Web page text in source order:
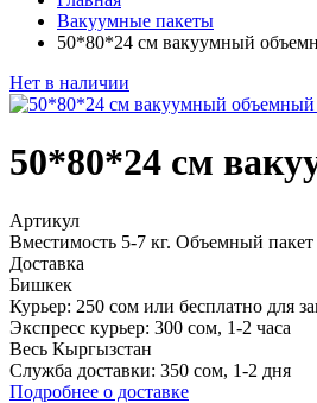
Вакуумные пакеты
50*80*24 см вакуумный
Нет в наличии
50*80*24 см
Артикул
Вместимость 5-7 кг. Объемный
Доставка
Бишкек
Курьер: 250 сом или бесплатно для
Экспресс курьер: 300 сом, 1-2 часа
Весь Кыргызстан
Служба доставки: 350 сом, 1‑2 дня
Подробнее о доставке